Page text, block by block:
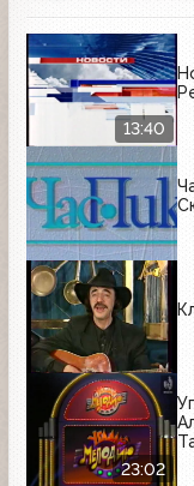
13:40
23:02